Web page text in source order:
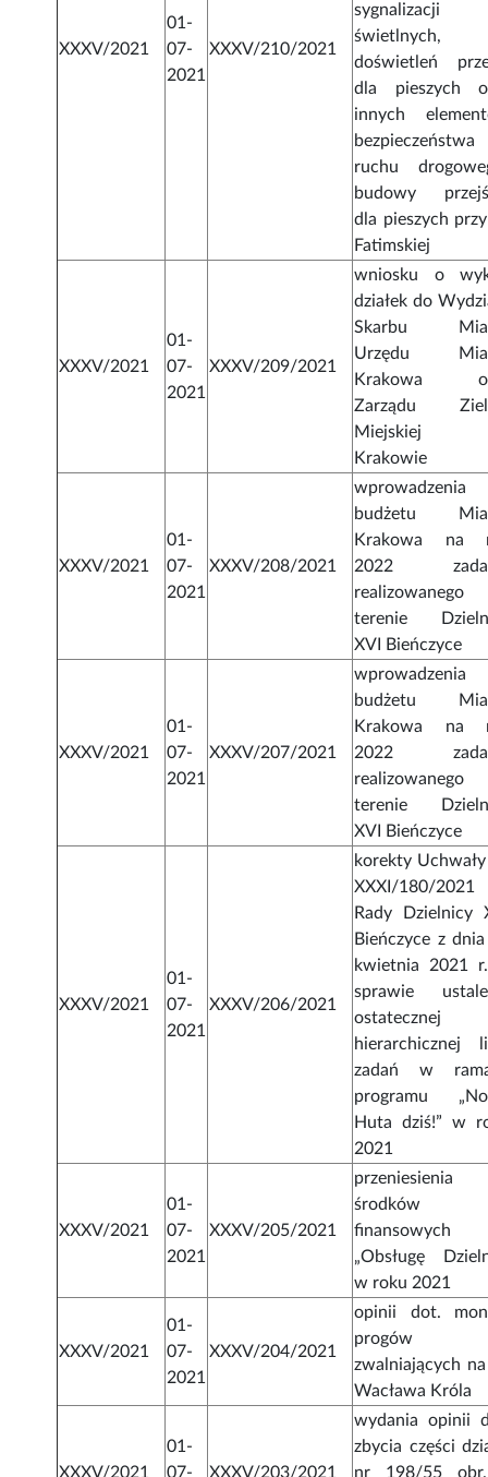
XXXV/2021
01-
07-
2021
XXXV/210/2021
sygnalizacji
świetlnych,
doświetleń
dla pieszych
innych
bezpieczeństwa
ruchu
budowy
dla pieszych
Fatimskiej
XXXV/2021
01-
07-
2021
XXXV/209/2021
wniosku o
działek do
Skarbu
Urzędu
Krakowa
Zarządu
Miejskiej
Krakowie
XXXV/2021
01-
07-
2021
XXXV/208/2021
wprowadzenia
budżetu
Krakowa na
2022
realizowanego
terenie
XVI Bieńczyce
XXXV/2021
01-
07-
2021
XXXV/207/2021
wprowadzenia
budżetu
Krakowa na
2022
realizowanego
terenie
XVI Bieńczyce
XXXV/2021
01-
07-
2021
XXXV/206/2021
korekty
XXXI/180/2021
Rady Dzielnicy
Bieńczyce z
kwietnia 2021
sprawie
ostatecznej
hierarchicznej
zadań w
programu
Huta dziś!” w
2021
XXXV/2021
01-
07-
2021
XXXV/205/2021
przeniesienia
środków
finansowych
„Obsługę
w roku 2021
XXXV/2021
01-
07-
2021
XXXV/204/2021
opinii dot.
progów
zwalniających
Wacława Króla
XXXV/2021
01-
07-
XXXV/203/2021
wydania opinii
zbycia części
nr 198/55